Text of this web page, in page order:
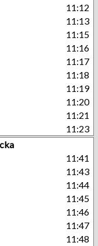
11:12
11:13
11:15
11:16
11:17
11:18
11:19
11:20
11:21
11:23
11:41
11:43
11:44
11:45
11:46
11:47
11:48